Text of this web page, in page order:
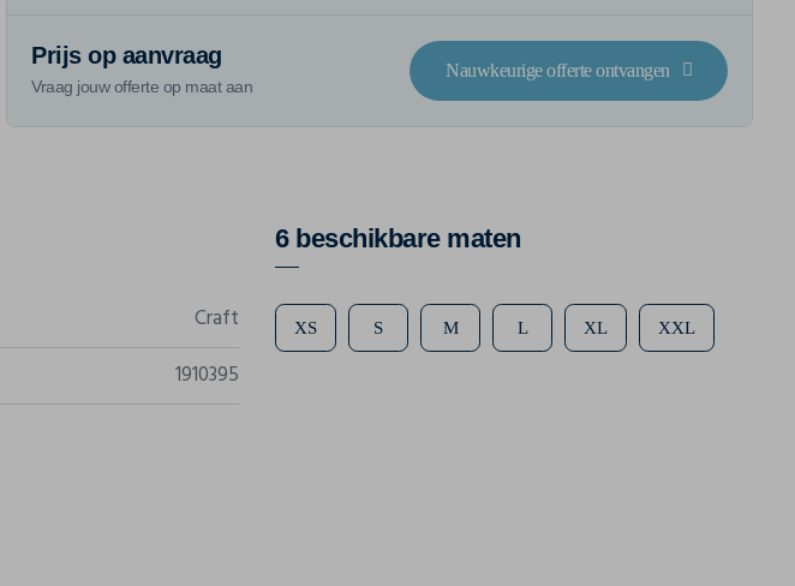
Prijs op aanvraag
Vraag jouw offerte op maat aan
Nauwkeurige offerte ontvangen
Craft
1910395
6 beschikbare maten
XS S M L XL XXL